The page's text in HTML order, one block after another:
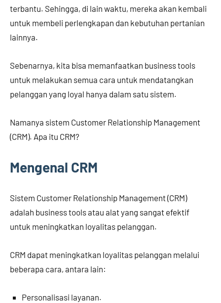
terbantu. Sehingga, di lain waktu, mereka akan kembali
untuk membeli perlengkapan dan kebutuhan pertanian
lainnya.
Sebenarnya, kita bisa memanfaatkan business tools
untuk melakukan semua cara untuk mendatangkan
pelanggan yang loyal hanya dalam satu sistem.
Namanya sistem Customer Relationship Management
(CRM). Apa itu CRM?
Mengenal CRM
Sistem Customer Relationship Management (CRM)
adalah business tools atau alat yang sangat efektif
untuk meningkatkan loyalitas pelanggan.
CRM dapat meningkatkan loyalitas pelanggan melalui
beberapa cara, antara lain:
Personalisasi layanan.